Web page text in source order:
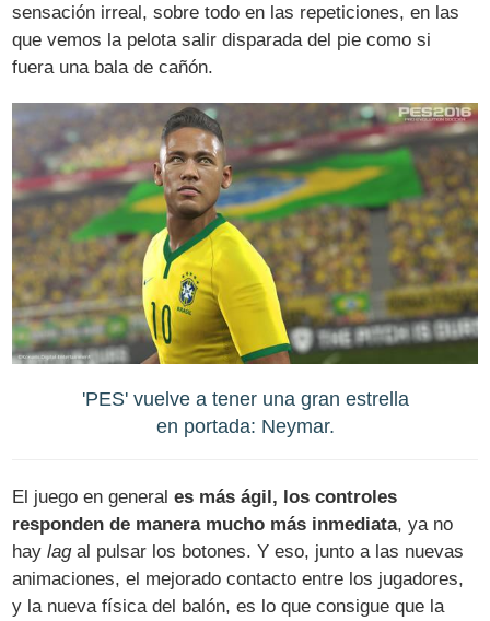
sensación irreal, sobre todo en las repeticiones, en las
que vemos la pelota salir disparada del pie como si
fuera una bala de cañón.
'PES' vuelve a tener una gran estrella
en portada: Neymar.
El juego en generales más ágil, los controles
responden de manera mucho más inmediata, ya no
haylagal pulsar los botones. Y eso, junto a las nuevas
animaciones, el mejorado contacto entre los jugadores,
y la nueva física del balón, es lo que consigue que la